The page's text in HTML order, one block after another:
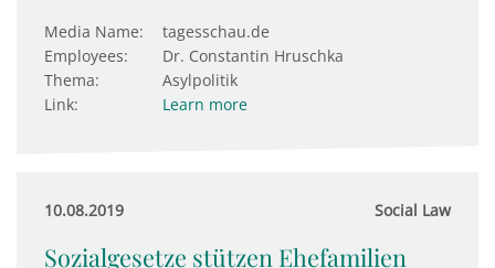
Media Name:
tagesschau.de
Employees:
Dr. Constantin Hruschka
Thema:
Asylpolitik
Link:
Learn more
10.08.2019 Social Law
Sozialgesetze stützen Ehefamilien